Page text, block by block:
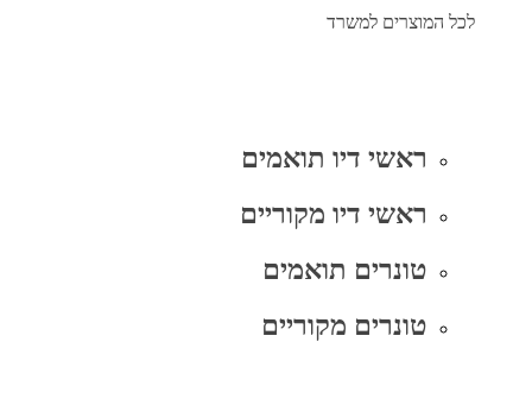
לכל המוצרים למשרד
ראשי דיו תואמים
ראשי דיו מקוריים
טונרים תואמים
טונרים מקוריים